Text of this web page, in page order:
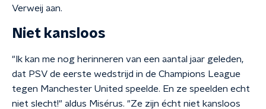
Verweij aan.
Niet kansloos
"Ik kan me nog herinneren van een aantal jaar geleden,
dat PSV de eerste wedstrijd in de Champions League
tegen Manchester United speelde. En ze speelden echt
niet slecht!" aldus Misérus. "Ze zijn écht niet kansloos